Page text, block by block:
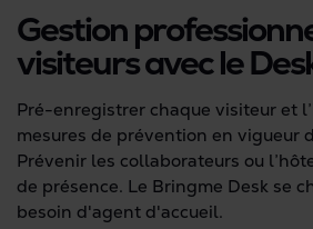
Gestion
visiteurs avec le
Pré-enregistrer chaque visiteur et
mesures de prévention en vigueur
Prévenir les collaborateurs ou
de présence. Le Bringme Desk se
besoin d'agent d'accueil.